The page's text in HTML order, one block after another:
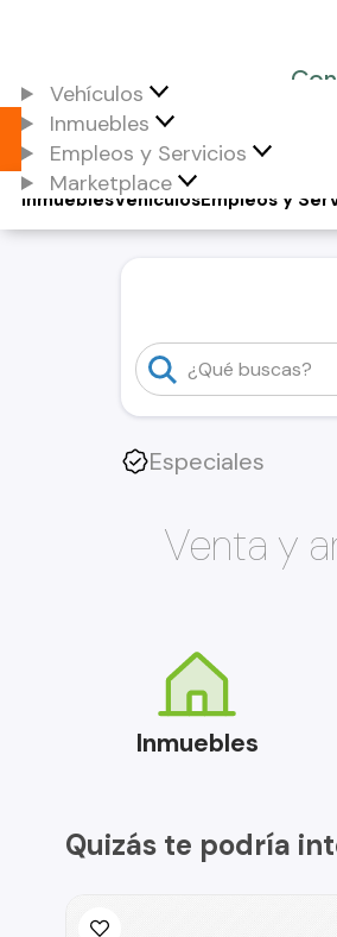
Vehículos
Inmuebles
Empleos y Servicios
Marketplace
Vehículos
Inmuebles Empleos y
Especiales
Venta y
Inmuebles
Quizás te podría